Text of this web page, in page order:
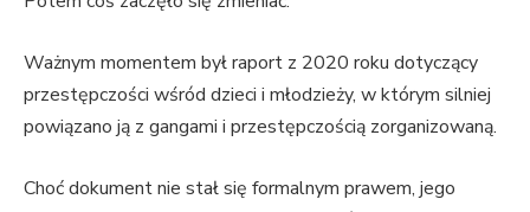
Ważnym momentem był raport z 2020 roku dotyczący
przestępczości wśród dzieci i młodzieży, w którym silniej
powiązano ją z gangami i przestępczością zorganizowaną.
Choć dokument nie stał się formalnym prawem, jego